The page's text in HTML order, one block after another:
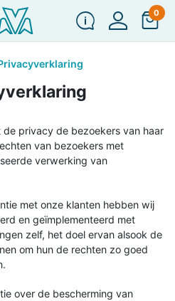
0
de privacy de bezoekers van haar
van bezoekers met
verwerking van
met onze klanten hebben wij
en geïmplementeerd met
zelf, het doel ervan alsook de
om hun de rechten zo goed
over de bescherming van